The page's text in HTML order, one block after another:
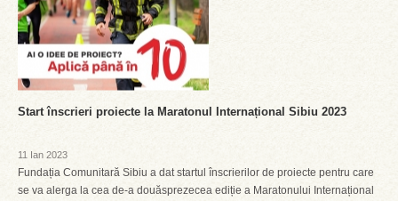
Start înscrieri proiecte la Maratonul Internațional Sibiu 2023
11 Ian 2023
Fundația Comunitară Sibiu a dat startul înscrierilor de proiecte pentru care
se va alerga la cea de-a douăsprezecea ediție a Maratonului Internațional